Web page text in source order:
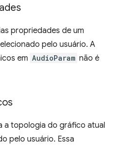
propriedades de um
pelo usuário. A
em AudioParam não é
a topologia do gráfico atual
pelo usuário. Essa